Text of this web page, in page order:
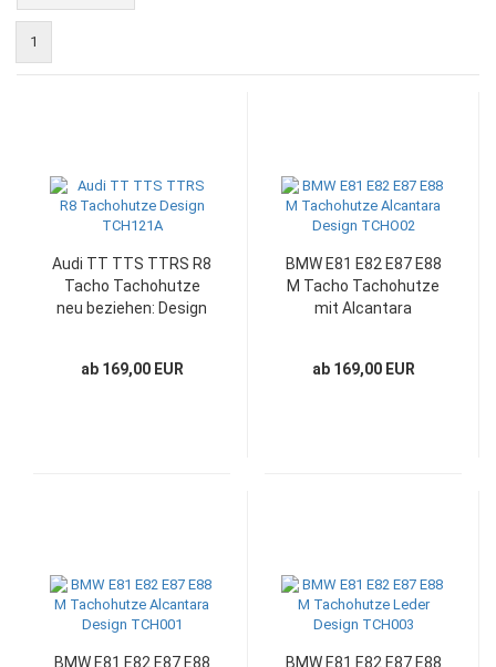
1
Audi TT TTS TTRS R8
Tacho Tachohutze
neu beziehen: Design
ab 169,00 EUR
BMW E81 E82 E87 E88
M Tacho Tachohutze
mit Alcantara
TCHO02
ab 169,00 EUR
BMW E81 E82 E87 E88 BMW E81 E82 E87 E88